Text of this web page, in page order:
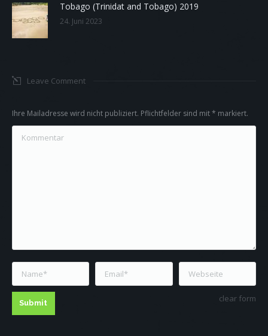
Tobago (Trinidat and Tobago) 2019
24. Juni 2023
Leave Comment
Ihre Mailadresse wird nicht publiziert. Pflichtfelder sind mit* markiert.
Kommentar
Name * Email * Webseite
clear form
Submit